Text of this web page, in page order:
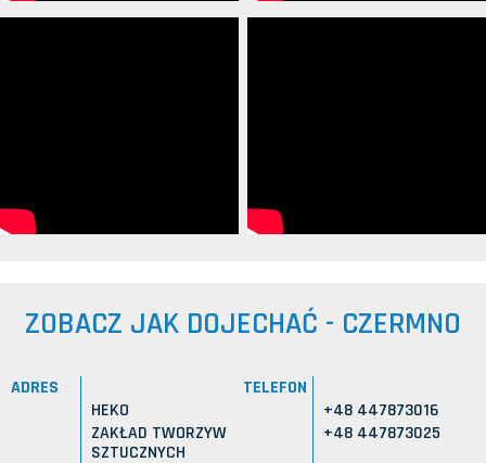
ZOBACZ JAK DOJECHAĆ - CZERMNO
ADRES
HEKO
ZAKŁAD TWORZYW
SZTUCZNYCH
TELEFON
+48 447873016
+48 447873025